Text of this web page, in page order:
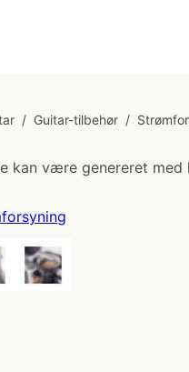
/ Guitar-tilbehør /
kan være genereret